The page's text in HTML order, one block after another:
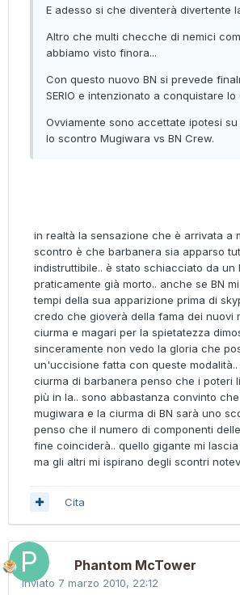
E adesso si che diventerà divertente
Altro che multi checche di nemici
abbiamo visto finora...
Con questo nuovo BN si prevede
SERIO e intenzionato a conquistare lo
Ovviamente sono accettate ipotesi
lo scontro Mugiwara vs BN Crew.
in realtà la sensazione che è arrivata a
scontro è che barbanera sia apparso
indistruttibile.. è stato schiacciato da un
praticamente già morto.. anche se BN
tempi della sua apparizione prima di
credo che gioverà della fama dei nuovi
ciurma e magari per la spietatezza
sinceramente non vedo la gloria che
un'uccisione fatta con queste modalità..
ciurma di barbanera penso che i poteri
più in la.. sono abbastanza convinto
mugiwara e la ciurma di BN sarà uno
penso che il numero di componenti
fine coinciderà.. quello gigante mi
ma gli altri mi ispirano degli scontri
Cita
Phantom McTower
Inviato 7 marzo 2010, 22:12